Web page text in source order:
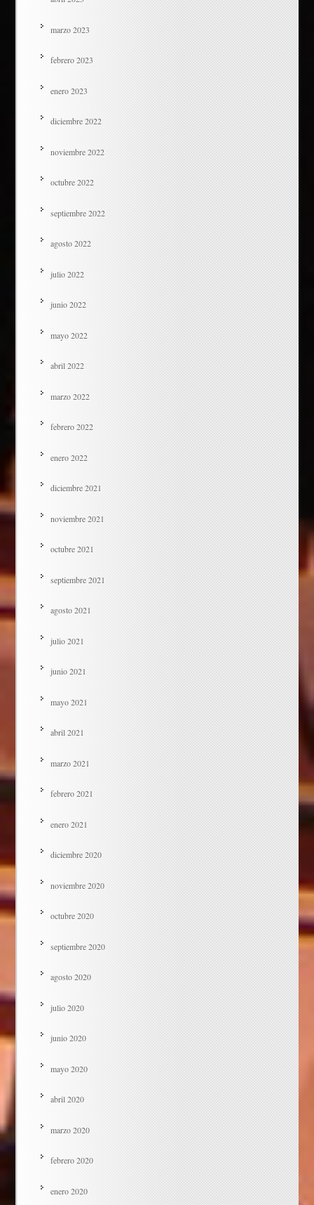
marzo 2023
febrero 2023
enero 2023
diciembre 2022
noviembre 2022
octubre 2022
septiembre 2022
agosto 2022
julio 2022
junio 2022
mayo 2022
abril 2022
marzo 2022
febrero 2022
enero 2022
diciembre 2021
noviembre 2021
octubre 2021
septiembre 2021
agosto 2021
julio 2021
junio 2021
mayo 2021
abril 2021
marzo 2021
febrero 2021
enero 2021
diciembre 2020
noviembre 2020
octubre 2020
septiembre 2020
agosto 2020
julio 2020
junio 2020
mayo 2020
abril 2020
marzo 2020
febrero 2020
enero 2020